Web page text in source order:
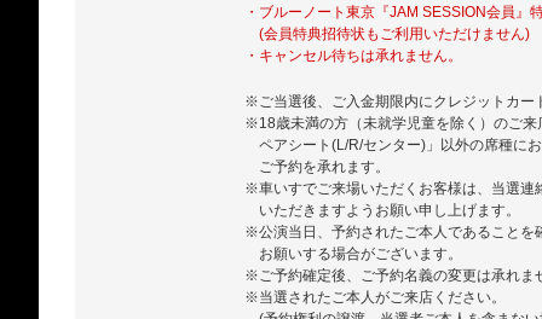
・ブルーノート東京『JAM SESSION会員』
(会員特典招待状もご利用いただけません)
・キャンセル待ちは承れません。
※ご当選後、ご入金期限内にクレジットカー
※18歳未満の方（未就学児童を除く）のご
ペアシート(L/R/センター)」以外の席種に
ご予約を承れます。
※車いすでご来場いただくお客様は、当選連
いただきますようお願い申し上げます。
※公演当日、予約されたご本人であることを
お願いする場合がございます。
※ご予約確定後、ご予約名義の変更は承れま
※当選されたご本人がご来店ください。